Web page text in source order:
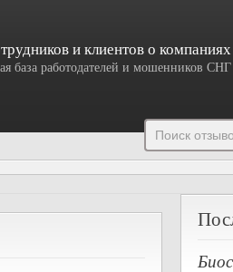
и клиентов о компаниях
база работодателей и мошенников СНГ